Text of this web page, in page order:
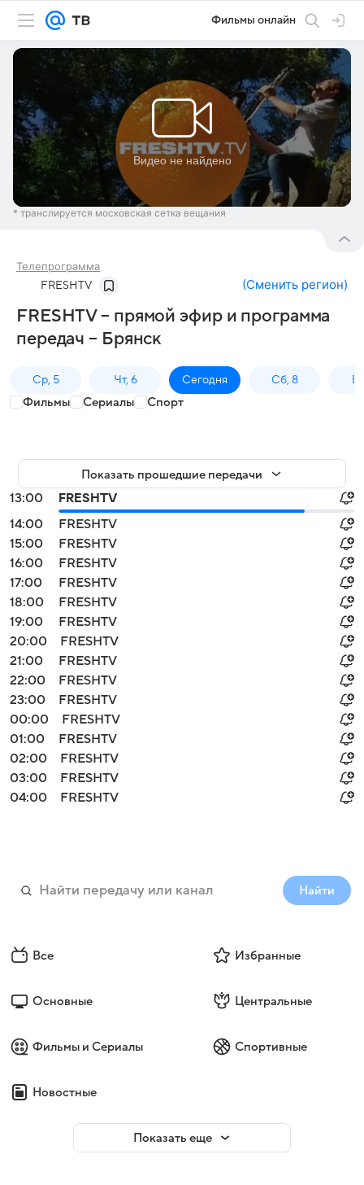
Фильмы онлайн
* транслируется московская сетка вещания
Телепрограмма
FRESHTV (Сменить регион)
FRESHTV – прямой эфир и программа
передач – Брянск
Ср, 5 Чт, 6 Сегодня Сб, 8
Фильмы Сериалы Спорт
Показать прошедшие передачи
13:00
FRESHTV
14:00
FRESHTV
15:00
FRESHTV
16:00
FRESHTV
17:00
FRESHTV
18:00
FRESHTV
19:00
FRESHTV
20:00
FRESHTV
21:00
FRESHTV
22:00
FRESHTV
23:00
FRESHTV
00:00
FRESHTV
01:00
FRESHTV
02:00
FRESHTV
03:00
FRESHTV
04:00
FRESHTV
Найти
Все Избранные
Основные Центральные
Фильмы и Сериалы Спортивные
Новостные
Показать еще